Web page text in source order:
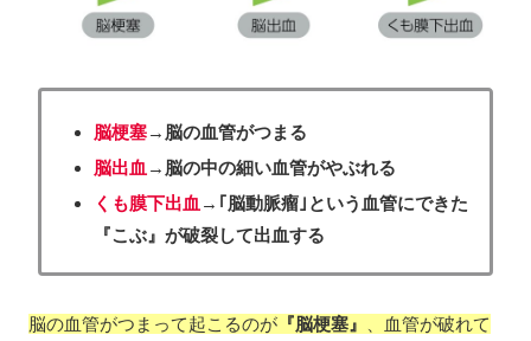
脳梗塞→ 脳の血管がつまる
脳出血 → 脳の中の細い血管がやぶれる
くも膜下出血 → ｢脳動脈瘤｣という血管にできた
『こぶ』が破裂して出血する
脳の血管がつまって起こるのが 『脳梗塞』
、血管が破れて